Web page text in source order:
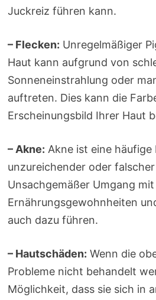
Juckreiz führen kann.
– Flecken: Unregelmäßiger
Haut kann aufgrund von
Sonneneinstrahlung oder
auftreten. Dies kann die
Erscheinungsbild Ihrer Haut
– Akne: Akne ist eine häufige
unzureichender oder
Unsachgemäßer Umgang
Ernährungsgewohnheiten
auch dazu führen.
– Hautschäden: Wenn die
Probleme nicht behandelt
Möglichkeit, dass sie sich in